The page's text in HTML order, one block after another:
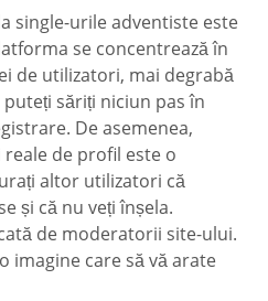
single-urile adventiste este
se concentrează în
de utilizatori, mai degrabă
săriți niciun pas în
De asemenea,
de profil este o
altor utilizatori că
și că nu veți înșela.
de moderatorii site-ului.
imagine care să vă arate